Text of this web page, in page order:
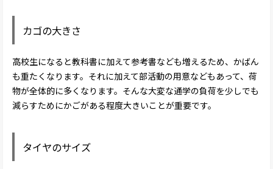
カゴの大きさ
高校生になると教科書に加えて参考書なども増えるため、かばん
も重たくなります。それに加えて部活動の用意などもあって、荷
物が全体的に多くなります。そんな大変な通学の負荷を少しでも
減らすためにかごがある程度大きいことが重要です。
タイヤのサイズ